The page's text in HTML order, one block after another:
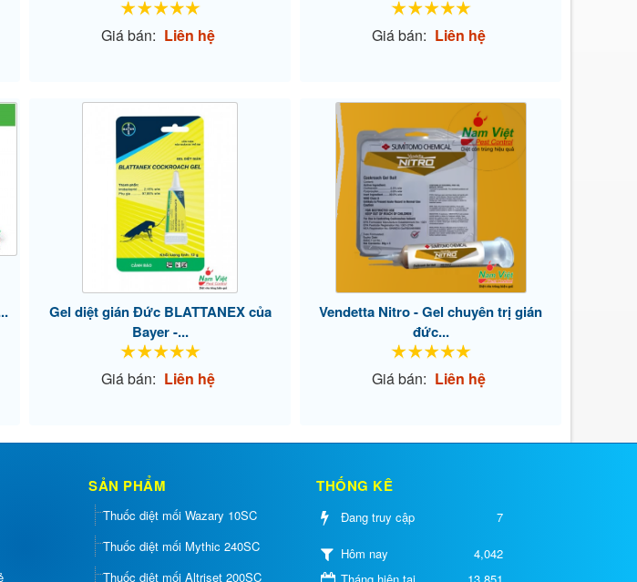
Giá bán: Liên hệ Giá bán: Liên hệ
Gel diệt gián Đức BLATTANEX của
Bayer -...
Giá bán: Liên hệ
Vendetta Nitro - Gel chuyên trị gián
đức...
Giá bán: Liên hệ
SẢN PHẨM
Thuốc diệt mối Wazary 10SC
Thuốc diệt mối Mythic 240SC
Thuốc diệt mối Altriset 200SC
THỐNG KÊ
Đang truy cập 7
Hôm nay
4,042